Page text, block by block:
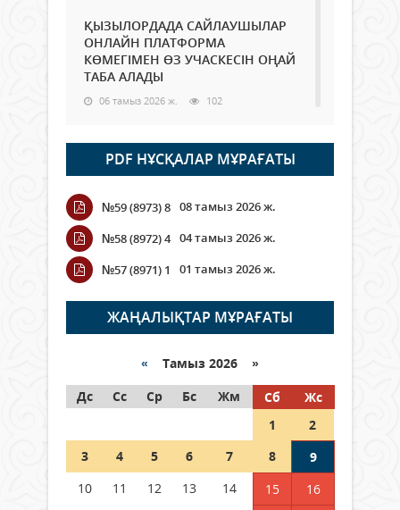
ҚЫЗЫЛОРДАДА САЙЛАУШЫЛАР
ОНЛАЙН ПЛАТФОРМА
КӨМЕГІМЕН ӨЗ УЧАСКЕСІН ОҢАЙ
ТАБА АЛАДЫ
06 тамыз 2026 ж. 102
Open Air: Қызылорда облысы
полиция департаменті 20
мыңнан астам көрерменнің
қауіпсіздігін қамтамасыз етті
06 тамыз 2026 ж.
Wi-Fi ҚАБЫРҒА АРҚЫЛЫ ҚАЛАЙ
ӨТЕДІ?
06 тамыз 2026 ж. 279
граждане Казахстана,
05 тамыз 2026 ж. 161
Шетелде жүрген Қазақстан
азаматтары қалай дауыс бере
PDF НҰСҚАЛАР МҰРАҒАТЫ
№59 (8973) 8 08 тамыз 2026 ж.
№58 (8972) 4 04 тамыз 2026 ж.
№57 (8971) 1
01 тамыз 2026 ж.
ЖАҢАЛЫҚТАР МҰРАҒАТЫ
« Тамыз 2026 »
Дс
Сс Ср Бс Жм Сб
Жс
1
2
3
4 5 6 7 8
9
10
11 12 13 14 15
16